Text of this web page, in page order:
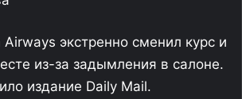
экстренно сменил курс и
из-за задымления в салоне.
издание Daily Mail.